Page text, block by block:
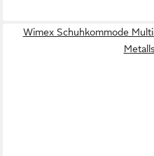
Wimex Schuhkommode